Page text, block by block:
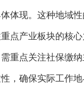
体现。这种地域性
点产业板块的核
重点关注社保缴
，确保实际工作